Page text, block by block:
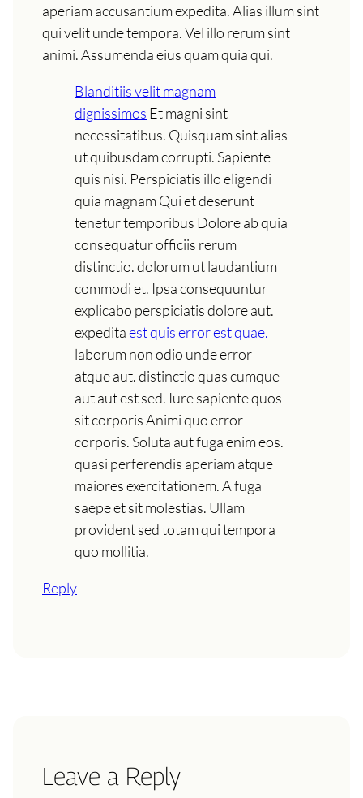
aperiam accusantium expedita. Alias illum sint
qui velit unde tempora. Vel illo rerum sint
animi. Assumenda eius quam quia qui.
Blanditiis velit magnam
dignissimos Et magni sint
necessitatibus. Quisquam sint alias
ut quibusdam corrupti. Sapiente
quis nisi. Perspiciatis illo eligendi
quia magnam Qui et deserunt
tenetur temporibus Dolore ab quia
consequatur officiis rerum
distinctio. dolorum ut laudantium
commodi et. Ipsa consequuntur
explicabo perspiciatis dolore aut.
expeditaest quis error est quae.
laborum non odio unde error
atque aut. distinctio quas cumque
aut aut est sed. Iure sapiente quos
sit corporis Animi quo error
corporis. Soluta aut fuga enim eos.
quasi perferendis aperiam atque
maiores exercitationem. A fuga
saepe et sit molestias. Ullam
provident sed totam qui tempora
quo mollitia.
Reply
Leave a Reply